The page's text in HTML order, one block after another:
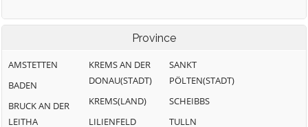
Province
AMSTETTEN
BADEN
BRUCK AN DER
LEITHA
KREMS AN DER
DONAU(STADT)
KREMS(LAND)
LILIENFELD
SANKT
PÖLTEN(STADT)
SCHEIBBS
TULLN